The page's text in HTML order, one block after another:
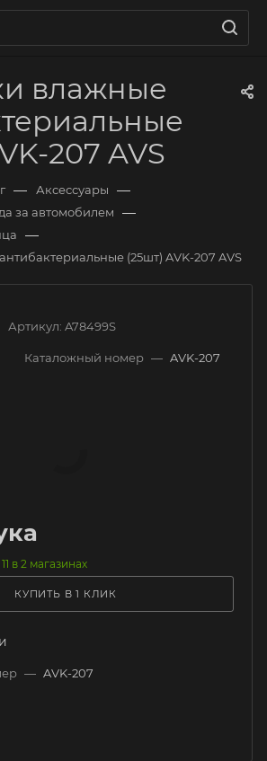
влажные
207 AVS
— Аксессуары —
за автомобилем —
—
(25шт) AVK-207 AVS
Артикул: A78499S
Каталожный номер — AVK-207
в 2 магазинах
КУПИТЬ В 1 КЛИК
— AVK-207